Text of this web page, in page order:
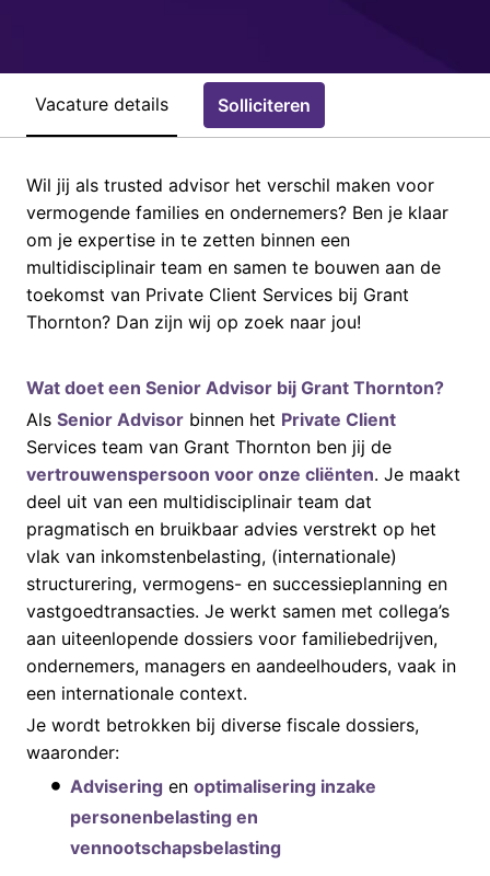
Vacature details Solliciteren
Wil jij als trusted advisor het verschil maken voor
vermogende families en ondernemers? Ben je klaar
om je expertise in te zetten binnen een
multidisciplinair team en samen te bouwen aan de
toekomst van Private Client Services bij Grant
Thornton? Dan zijn wij op zoek naar jou!
Wat doet een Senior Advisor bij Grant Thornton?
Als Senior Advisor binnen het Private Client
Services team van Grant Thornton ben jij de
vertrouwenspersoon voor onze cliënten. Je maakt
deel uit van een multidisciplinair team dat
pragmatisch en bruikbaar advies verstrekt op het
vlak van inkomstenbelasting, (internationale)
structurering, vermogens- en successieplanning en
vastgoedtransacties. Je werkt samen met collega’s
aan uiteenlopende dossiers voor familiebedrijven,
ondernemers, managers en aandeelhouders, vaak in
een internationale context.
Je wordt betrokken bij diverse fiscale dossiers,
waaronder:
Advisering en optimalisering inzake
personenbelasting en
vennootschapsbelasting